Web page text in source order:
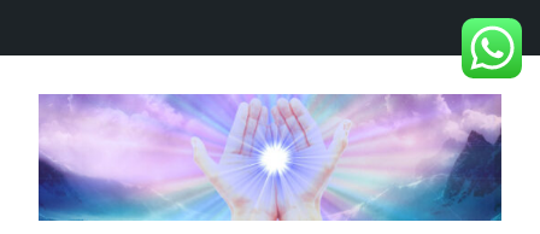
contenido